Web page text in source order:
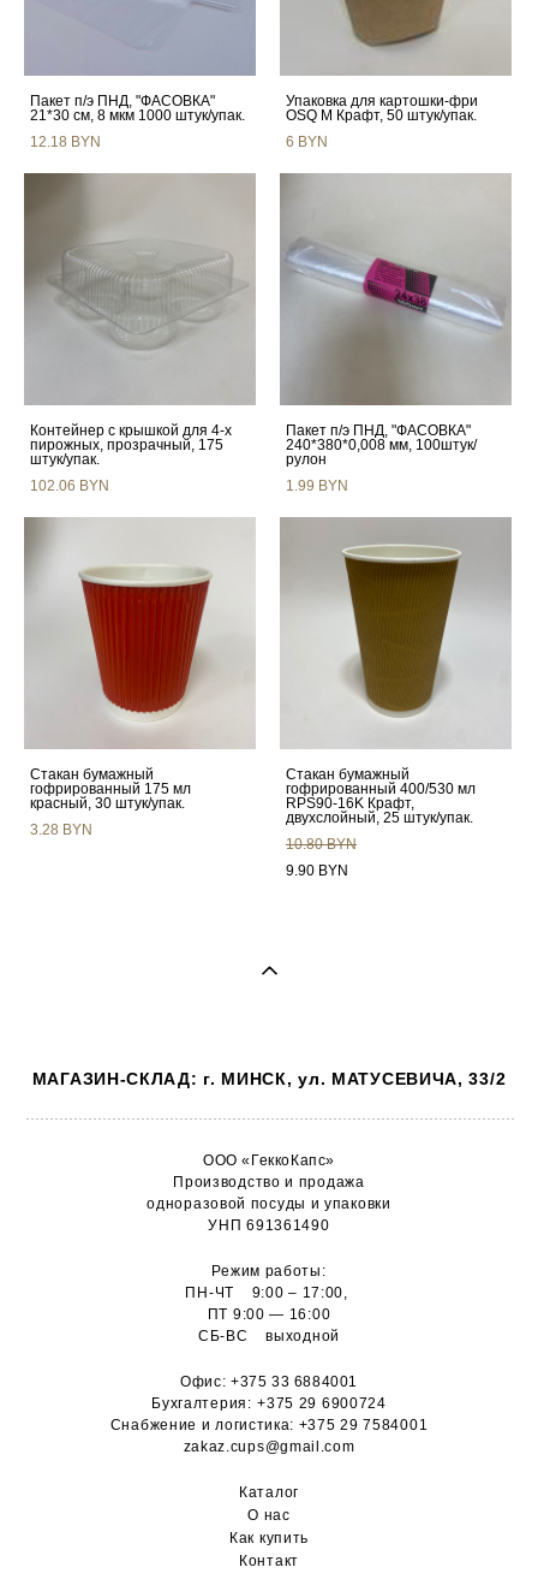
Пакет п/э ПНД, "ФАСОВКА"
21*30 см, 8 мкм 1000 штук/упак.
12.18 BYN
Упаковка для картошки-фри
OSQ M Крафт, 50 штук/упак.
6 BYN
Контейнер с крышкой для 4-х
пирожных, прозрачный, 175
штук/упак.
102.06 BYN
Пакет п/э ПНД, "ФАСОВКА"
240*380*0,008 мм, 100штук/
рулон
1.99 BYN
Стакан бумажный
гофрированный 175 мл
красный, 30 штук/упак.
3.28 BYN
Стакан бумажный
гофрированный 400/530 мл
RPS90-16K Крафт,
двухслойный, 25 штук/упак.
10.80 BYN
9.90 BYN
МАГАЗИН-СКЛАД: г. МИНСК, ул. МАТУСЕВИЧА, 33/2
ООО «ГеккоКапс»
Производство и продажа
одноразовой посуды и упаковки
УНП 691361490
Режим работы:
ПН-ЧТ 9:00 – 17:00,
ПТ 9:00 — 16:00
СБ-ВС выходной
Офис:+375 33 6884001
Бухгалтерия: +375 29 6900724
Снабжение и логистика: +375 29 7584001
zakaz.cups@gmail.com
Каталог
О нас
Как купить
Контакт